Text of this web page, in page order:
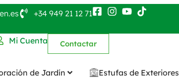
+34 949 21 12 71
Mi Cuenta Contactar
de Jardín Estufas de Exteriores